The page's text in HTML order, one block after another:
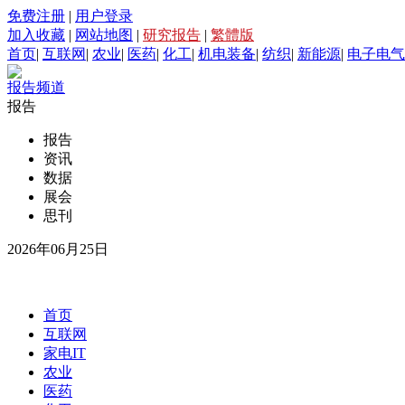
免费注册 | 用户登录
加入收藏 | 网站地图 | 研究报告 | 繁體版
首页| 互联网 | 农业| 医药| 化工| 机电装备| 纺织| 新能源| 电子电气
报告频道
报告
报告
资讯
数据
展会
思刊
2026年06月25日
首页
互联网
家电IT
农业
医药